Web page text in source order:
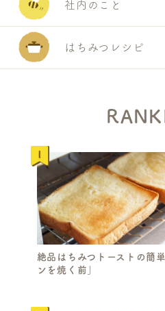
社内のこと
はちみつレシピ
絶品はちみつトーストの簡
ンを焼く前」